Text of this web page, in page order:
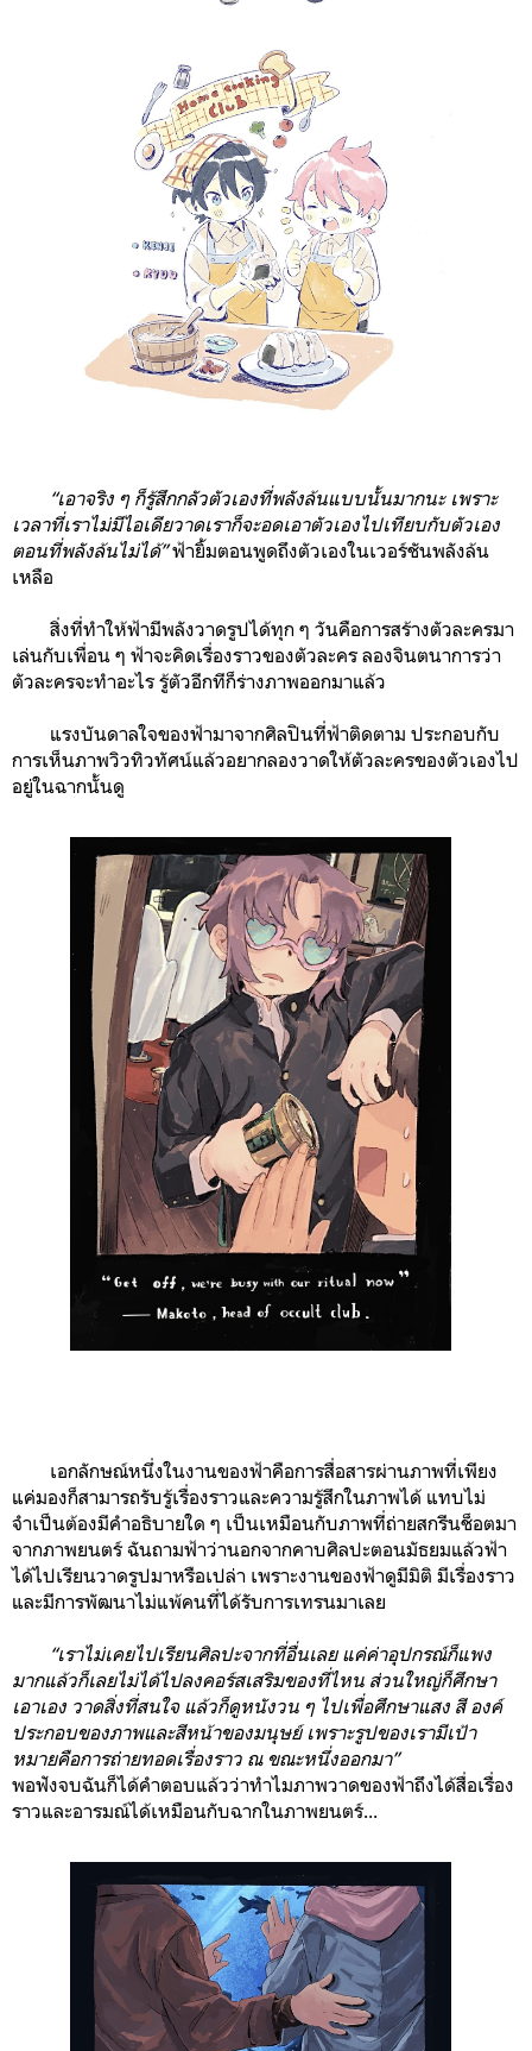
“เอาจริง ๆ ก็รู้สึกกลัวตัวเองที่พลังล้นแบบนั้นมากนะ เพราะ
เวลาที่เราไม่มีไอเดียวาดเราก็จะอดเอาตัวเองไปเทียบกับตัวเอง
ตอนที่พลังล้นไม่ได้”ฟ้ายิ้มตอนพูดถึงตัวเองในเวอร์ชันพลังล้น
เหลือ
สิ่งที่ทำให้ฟ้ามีพลังวาดรูปได้ทุก ๆ วันคือการสร้างตัวละครมา
เล่นกับเพื่อน ๆ ฟ้าจะคิดเรื่องราวของตัวละคร ลองจินตนาการว่า
ตัวละครจะทำอะไร รู้ตัวอีกทีก็ร่างภาพออกมาแล้ว
แรงบันดาลใจของฟ้ามาจากศิลปินที่ฟ้าติดตาม ประกอบกับ
การเห็นภาพวิวทิวทัศน์แล้วอยากลองวาดให้ตัวละครของตัวเองไป
อยู่ในฉากนั้นดู
เอกลักษณ์หนึ่งในงานของฟ้าคือการสื่อสารผ่านภาพที่เพียง
แค่มองก็สามารถรับรู้เรื่องราวและความรู้สึกในภาพได้ แทบไม่
จำเป็นต้องมีคำอธิบายใด ๆ เป็นเหมือนกับภาพที่ถ่ายสกรีนช็อตมา
จากภาพยนตร์ ฉันถามฟ้าว่านอกจากคาบศิลปะตอนมัธยมแล้วฟ้า
ได้ไปเรียนวาดรูปมาหรือเปล่า เพราะงานของฟ้าดูมีมิติ มีเรื่องราว
และมีการพัฒนาไม่แพ้คนที่ได้รับการเทรนมาเลย
“เราไม่เคยไปเรียนศิลปะจากที่อื่นเลย แค่ค่าอุปกรณ์ก็แพง
มากแล้วก็เลยไม่ได้ไปลงคอร์สเสริมของที่ไหน ส่วนใหญ่ก็ศึกษา
เอาเอง วาดสิ่งที่สนใจ แล้วก็ดูหนังวน ๆ ไปเพื่อศึกษาแสง สี องค์
ประกอบของภาพและสีหน้าของมนุษย์ เพราะรูปของเรามีเป้า
หมายคือการถ่ายทอดเรื่องราว ณ ขณะหนึ่งออกมา”
พอฟังจบฉันก็ได้คำตอบแล้วว่าทำไมภาพวาดของฟ้าถึงได้สื่อเรื่อง
ราวและอารมณ์ได้เหมือนกับฉากในภาพยนตร์...